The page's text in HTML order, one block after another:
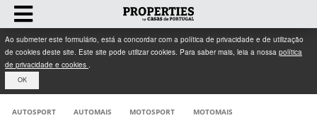
Ao submeter este formulário, está a concordar com a política de privacidade e de utilização
de cookies deste site. Este site pode utilizar cookies. Para saber mais, leia a nossa política
de privacidade e cookies .
OK
AUTOSPORT AUTOMAIS MOTOSPORT MOTOMAIS